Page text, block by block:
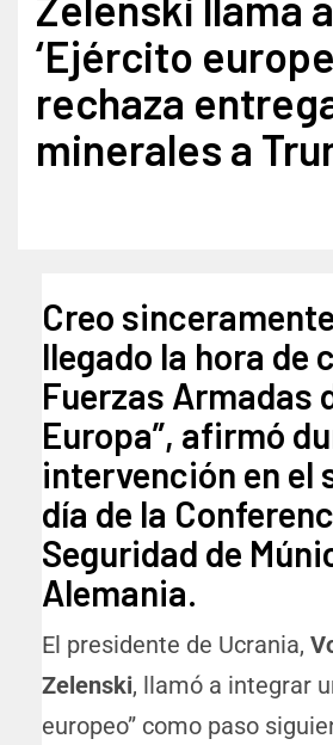
‘Ejército
rechaza
minerales a
Creo
llegado la hora de
Fuerzas Armadas
Europa”, afirmó
intervención en el
día de la
Seguridad de
Alemania.
El presidente de Ucrania,
Zelenski, llamó a integrar
europeo” como paso